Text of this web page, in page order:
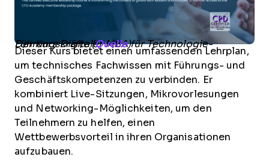
Der Kurs Digitaler MBA für Technologie-Führungskräfte (Quelle)
Dieser Kurs bietet einen umfassenden Lehrplan,
um technisches Fachwissen mit Führungs- und
Geschäftskompetenzen zu verbinden. Er
kombiniert Live-Sitzungen, Mikrovorlesungen
und Networking-Möglichkeiten, um den
Teilnehmern zu helfen, einen
Wettbewerbsvorteil in ihren Organisationen
aufzubauen.